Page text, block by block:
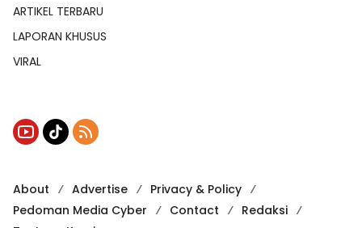
ARTIKEL TERBARU
LAPORAN KHUSUS
VIRAL
About Advertise
Privacy & Policy
Pedoman Media Cyber
Contact
Redaksi